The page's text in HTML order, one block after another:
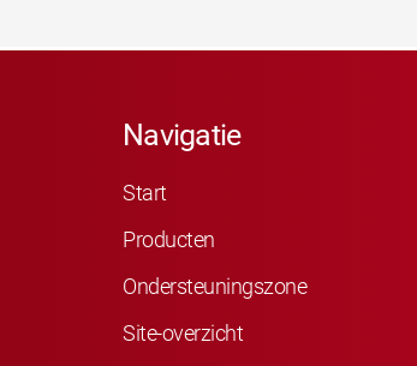
Navigatie
Start
Producten
Ondersteuningszone
Site-overzicht